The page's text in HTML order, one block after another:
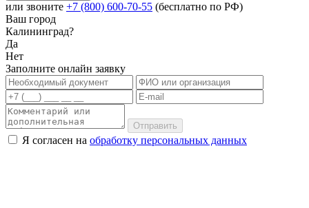
или звоните +7 (800) 600-70-55 (бесплатно по РФ)
Ваш город
Калининград?
Да
Нет
Заполните онлайн заявку
Отправить
Я согласен на обработку персональных данных